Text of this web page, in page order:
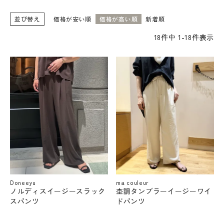
BLOG
店舗受け取りサービス
お問い合わせ
ショッピングガイド
よくあるご質問
DAKESHITA CO.,LTD.
並び替え 価格が安い順 価格が高い順 新着順
18件中 1 -18件表示
Doneeyu
ノルディスイージースラック
スパンツ
ma couleur
杢調タンブラーイージーワイ
ドパンツ